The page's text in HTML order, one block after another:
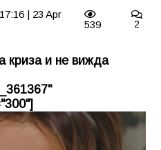
17:16 | 23 Apr
539 2
криза и не вижда